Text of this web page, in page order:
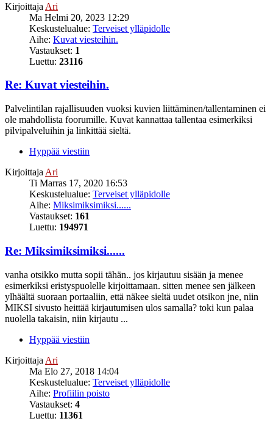
Kirjoittaja Ari
Ma Helmi 20, 2023 12:29
Keskustelualue: Terveiset ylläpidolle
Aihe: Kuvat viesteihin.
Vastaukset: 1
Luettu: 23116
Re: Kuvat viesteihin.
Palvelintilan rajallisuuden vuoksi kuvien liittäminen/tallentaminen ei
ole mahdollista foorumille. Kuvat kannattaa tallentaa esimerkiksi
pilvipalveluihin ja linkittää sieltä.
Hyppää viestiin
Kirjoittaja Ari
Ti Marras 17, 2020 16:53
Keskustelualue: Terveiset ylläpidolle
Aihe: Miksimiksimiksi......
Vastaukset: 161
Luettu: 194971
Re: Miksimiksimiksi......
vanha otsikko mutta sopii tähän.. jos kirjautuu sisään ja menee
esimerkiksi eristyspuolelle kirjoittamaan. sitten menee sen jälkeen
ylhäältä suoraan portaaliin, että näkee sieltä uudet otsikon jne, niin
MIKSI sivusto heittää kirjautumisen ulos samalla? toki kun palaa
nuolella takaisin, niin kirjautu ...
Hyppää viestiin
Kirjoittaja Ari
Ma Elo 27, 2018 14:04
Keskustelualue: Terveiset ylläpidolle
Aihe: Profiilin poisto
Vastaukset: 4
Luettu: 11361